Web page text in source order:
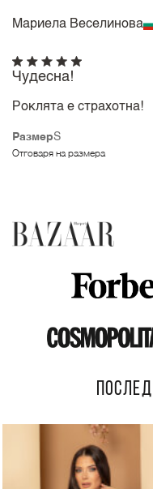
Мариела Веселинова
РазмерS
Отговаря на размера
Чудесна!
Роклята е страхотна!